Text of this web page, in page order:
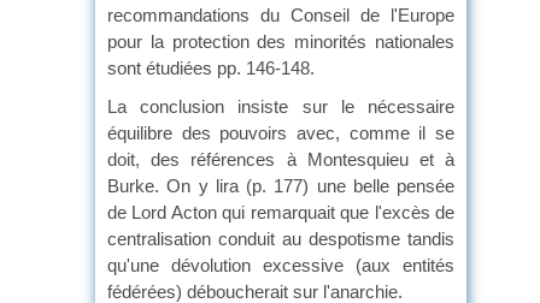
recommandations du Conseil de l'Europe
pour la protection des minorités nationales
sont étudiées pp. 146-148.
La conclusion insiste sur le nécessaire
équilibre des pouvoirs avec, comme il se
doit, des références à Montesquieu et à
Burke. On y lira (p. 177) une belle pensée
de Lord Acton qui remarquait que l'excès de
centralisation conduit au despotisme tandis
qu'une dévolution excessive (aux entités
fédérées) déboucherait sur l'anarchie.